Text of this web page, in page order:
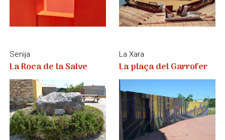
Ondara
La torre del Rellotge
La Vall de Laguar
Les Juvees de Laguar